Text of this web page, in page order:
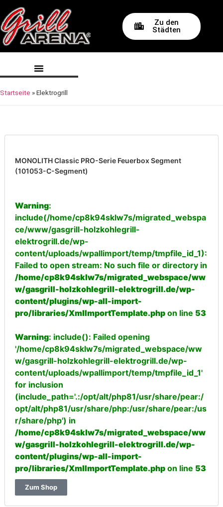
Zu den
Städten
Startseite »Elektrogrill
MONOLITH Classic PRO-Serie Feuerbox Segment
(101053-C-Segment)
Warning:
include(/home/cp8k94sklw7s/migrated_webspa
ce/www/gasgrill-holzkohlegrill-
elektrogrill.de/wp-
content/uploads/wpallimport/temp/tmpfile_id_1):
Failed to open stream: No such file or directory in
/home/cp8k94sklw7s/migrated_webspace/ww
w/gasgrill-holzkohlegrill-elektrogrill.de/wp-
content/plugins/wp-all-import-
pro/libraries/XmlImportTemplate.php on line 53
Warning: include(): Failed opening
'/home/cp8k94sklw7s/migrated_webspace/ww
w/gasgrill-holzkohlegrill-elektrogrill.de/wp-
content/uploads/wpallimport/temp/tmpfile_id_1'
for inclusion
(include_path='.:/opt/alt/php81/usr/share/pear:/
opt/alt/php81/usr/share/php:/usr/share/pear:/us
r/share/php') in
/home/cp8k94sklw7s/migrated_webspace/ww
w/gasgrill-holzkohlegrill-elektrogrill.de/wp-
content/plugins/wp-all-import-
pro/libraries/XmlImportTemplate.php on line 53
Zum Shop